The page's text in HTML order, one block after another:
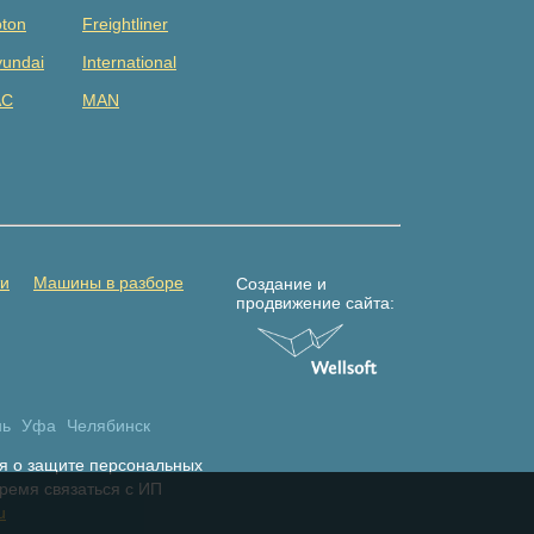
Freightliner
International
MAN
Машины в разборе
Уфа Челябинск
Создание и
продвижение сайта:
о защите персональных
связаться с ИП